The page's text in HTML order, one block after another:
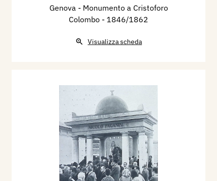
Genova - Monumento a Cristoforo
Colombo - 1846/1862
Visualizza scheda